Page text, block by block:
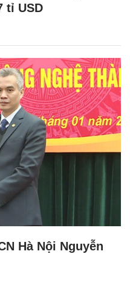
tỉ USD
Hà Nội Nguyễn